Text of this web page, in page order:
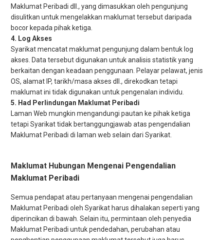
Maklumat Peribadi dll., yang dimasukkan oleh pengunjung
disulitkan untuk mengelakkan maklumat tersebut daripada
bocor kepada pihak ketiga.
Log Akses
Syarikat mencatat maklumat pengunjung dalam bentuk log
akses. Data tersebut digunakan untuk analisis statistik yang
berkaitan dengan keadaan penggunaan. Pelayar pelawat, jenis
OS, alamat IP, tarikh/masa akses dll., direkodkan tetapi
maklumat ini tidak digunakan untuk pengenalan individu.
Had Perlindungan Maklumat Peribadi
Laman Web mungkin mengandungi pautan ke pihak ketiga
tetapi Syarikat tidak bertanggungjawab atas pengendalian
Maklumat Peribadi di laman web selain dari Syarikat.
Maklumat Hubungan Mengenai Pengendalian
Maklumat Peribadi
Semua pendapat atau pertanyaan mengenai pengendalian
Maklumat Peribadi oleh Syarikat harus dihalakan seperti yang
diperincikan di bawah. Selain itu, permintaan oleh penyedia
Maklumat Peribadi untuk pendedahan, perubahan atau